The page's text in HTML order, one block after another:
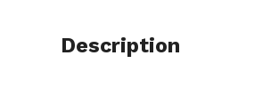
Description